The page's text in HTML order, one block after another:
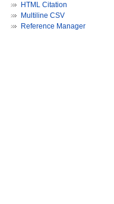
HTML Citation
Multiline CSV
Reference Manager